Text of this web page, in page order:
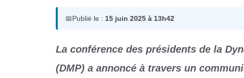
📅Publié le : 15 juin 2025 à 13h42
La conférence des présidents de la
(DMP) a annoncé à travers un